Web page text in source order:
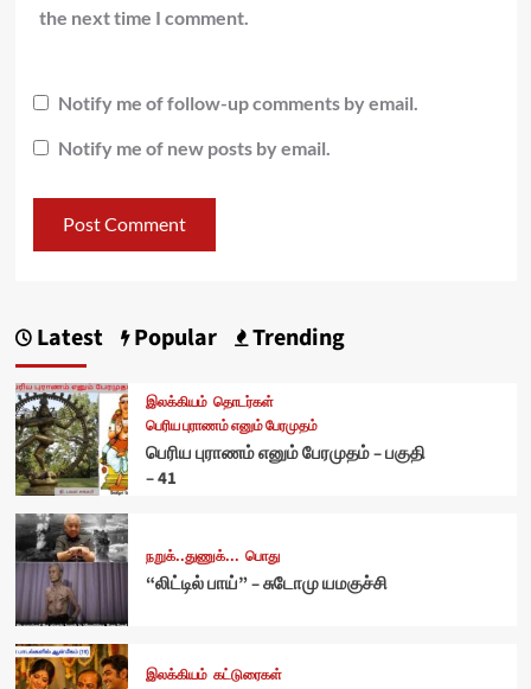
the next time I comment.
Notify me of follow-up comments by email.
Notify me of new posts by email.
Latest Popular Trending
இலக்கியம் தொடர்கள்
பெரிய புராணம் எனும் பேரமுதம்
பெரிய புராணம் எனும் பேரமுதம் – பகுதி
– 41
நறுக்..துணுக்... பொது
“லிட்டில் பாய்” – சுடோமு யமகுச்சி
இலக்கியம் கட்டுரைகள்